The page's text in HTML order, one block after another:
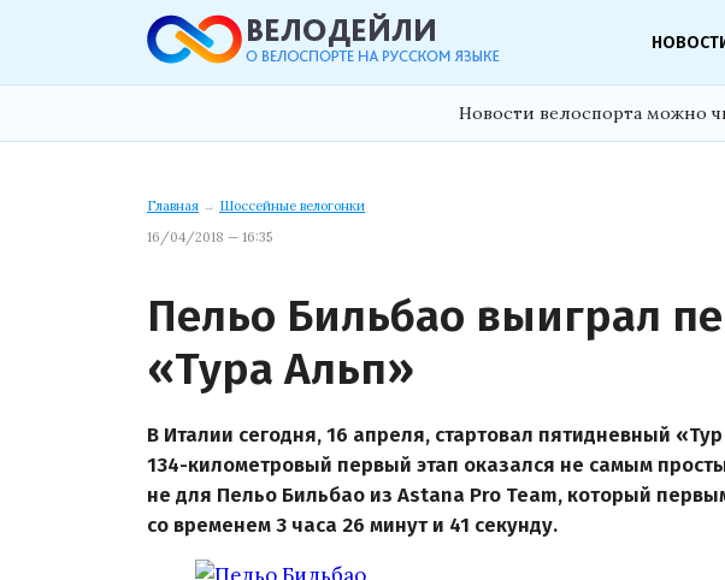
Новости велоспорта можно
Главная → Шоссейные велогонки
16/04/2018 — 16:35
Пельо Бильбао выиграл
«Тура Альп»
В Италии сегодня, 16 апреля, стартовал пятидневный
134-километровый первый этап оказался не самым
не для Пельо Бильбао из Astana Pro Team, который
со временем 3 часа 26 минут и 41 секунду.